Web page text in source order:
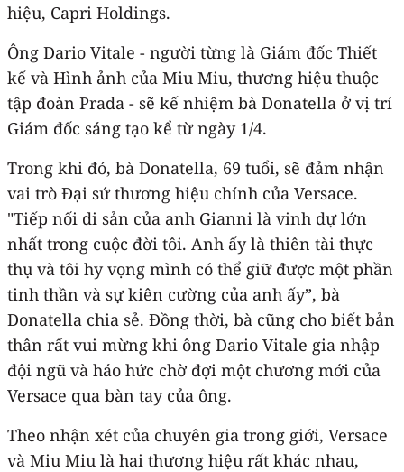
hiệu, Capri Holdings.
Ông Dario Vitale - người từng là Giám đốc Thiết
kế và Hình ảnh của Miu Miu, thương hiệu thuộc
tập đoàn Prada - sẽ kế nhiệm bà Donatella ở vị trí
Giám đốc sáng tạo kể từ ngày 1/4.
Trong khi đó, bà Donatella, 69 tuổi, sẽ đảm nhận
vai trò Đại sứ thương hiệu chính của Versace.
"Tiếp nối di sản của anh Gianni là vinh dự lớn
nhất trong cuộc đời tôi. Anh ấy là thiên tài thực
thụ và tôi hy vọng mình có thể giữ được một phần
tinh thần và sự kiên cường của anh ấy”, bà
Donatella chia sẻ. Đồng thời, bà cũng cho biết bản
thân rất vui mừng khi ông Dario Vitale gia nhập
đội ngũ và háo hức chờ đợi một chương mới của
Versace qua bàn tay của ông.
Theo nhận xét của chuyên gia trong giới, Versace
và Miu Miu là hai thương hiệu rất khác nhau,